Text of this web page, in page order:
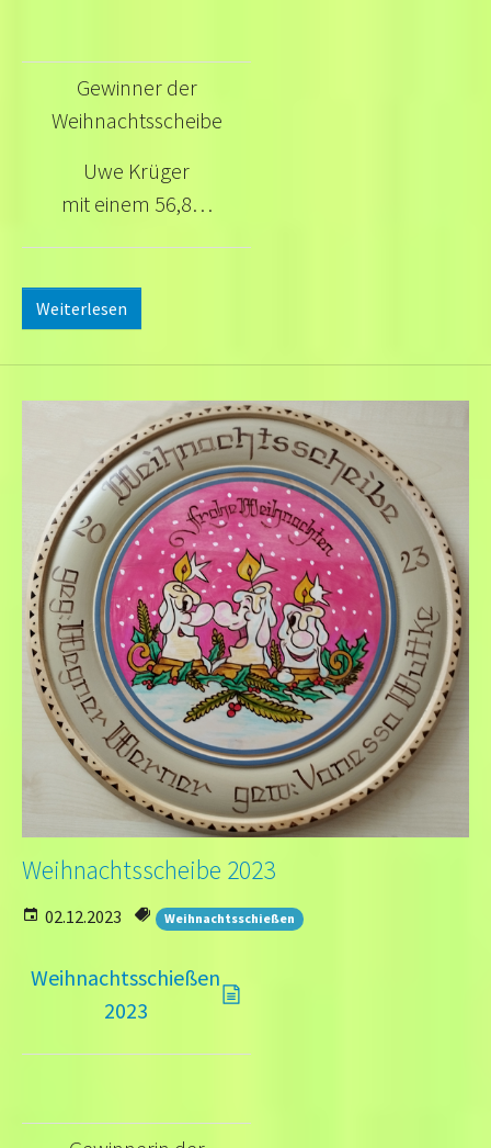
Gewinner der
Weihnachtsscheibe
Uwe Krüger
mit einem 56,8…
Weiterlesen
Weihnachtsscheibe 2023
02.12.2023 Weihnachtsschießen
Weihnachtsschießen
2023